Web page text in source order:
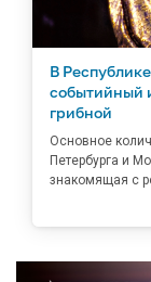
В
событийный
грибной
Основное
Петербурга и
знакомящая с